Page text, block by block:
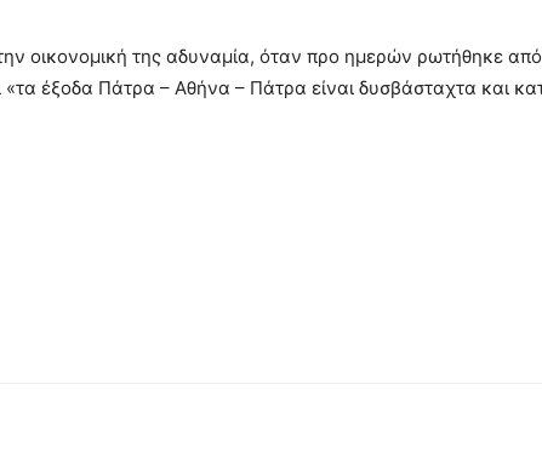
οικονομική της αδυναμία, όταν προ ημερών ρωτήθηκε από
έξοδα Πάτρα – Αθήνα – Πάτρα είναι δυσβάσταχτα και